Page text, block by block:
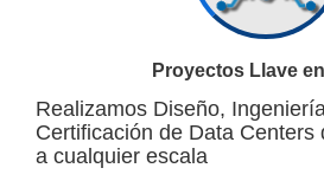
Proyectos Llave
Realizamos Diseño,
Certificación de Data Centers
a cualquier escala